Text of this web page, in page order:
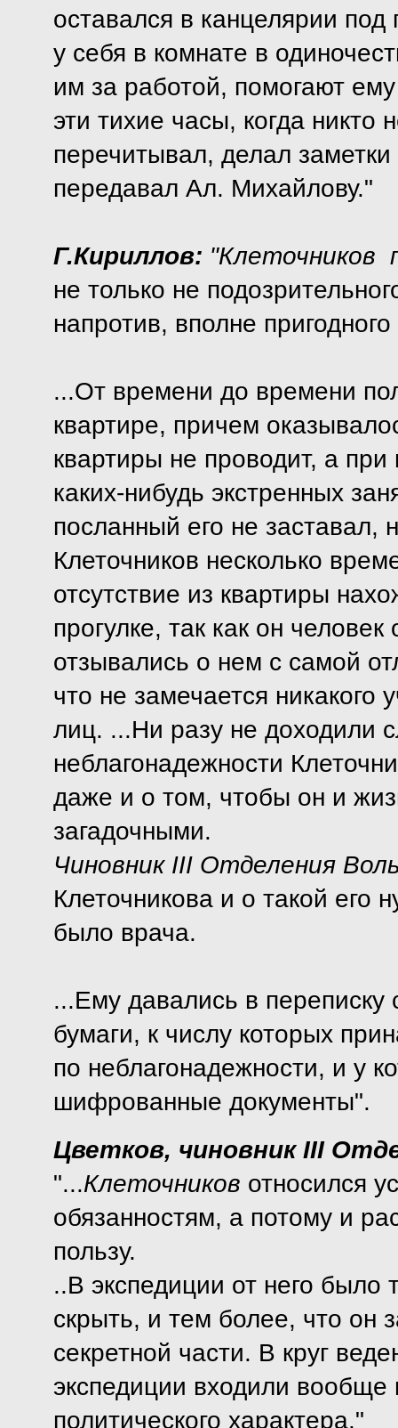
оставался в канцелярии под
у себя в комнате в
им за работой, помогают
эти тихие часы, когда
перечитывал, делал
передавал Ал. Михайлову."
Г.Кириллов: "Клеточников
не только не
напротив, вполне
...От времени до времени
квартире, причем
квартиры не проводит, а
каких-нибудь экстренных
посланный его не заставал,
Клеточников несколько
отсутствие из квартиры
прогулке, так как он
отзывались о нем с самой
что не замечается никакого
лиц. ...Ни разу не доходили
неблагонадежности
даже и о том, чтобы он и
загадочными.
Чиновник III Отделения
Клеточникова и о такой его
было врача.
...Ему давались в переписку
бумаги, к числу которых
по неблагонадежности, и у
шифрованные документы".
Цветков, чиновник III
"...Клеточников относился
обязанностям, а потому и
пользу.
..В экспедиции от него было
скрыть, и тем более, что он
секретной части. В круг
экспедиции входили вообще
политического характера."